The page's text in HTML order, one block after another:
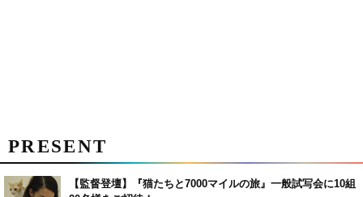
PRESENT
【監督登壇】『猫たちと7000マイルの旅』一般試写会に10組